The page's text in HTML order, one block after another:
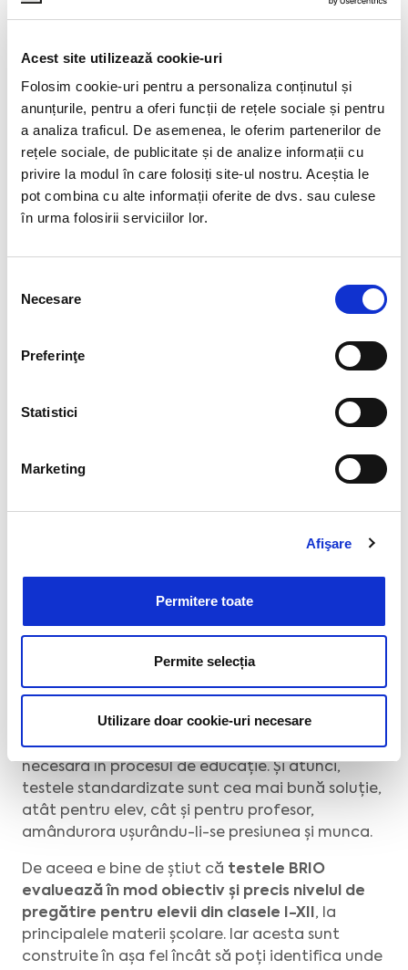
Acest site utilizează cookie-uri
Folosim cookie-uri pentru a personaliza conținutul și
anunțurile, pentru a oferi funcții de rețele sociale și pentru
a analiza traficul. De asemenea, le oferim partenerilor de
rețele sociale, de publicitate și de analize informații cu
privire la modul în care folosiți site-ul nostru. Aceștia le
pot combina cu alte informații oferite de dvs. sau culese
în urma folosirii serviciilor lor.
consimțământului
Necesare
Preferinţe
Statistici
Marketing
Afişare
Permitere toate
Permite selecția
Utilizare doar cookie-uri necesare
rămâne același, iar subiectele se generează
exemplu, cele de Matematică sunt aprobate de
Gazeta Matematică. La final, profesorul nu mai
trebuie să corecteze tezele, grila de evaluare
fiind setată automat. Provocator, nu?
Ei bine, dacă folosiți deja platforma EDUS, atunci
poate cunoașteți și avantajele testelor
standardizate. Dacă nu ați apucat încă să le
dintre acestea:
cel mai
testele standardizate cresc performanța
se pot crea examene proprii de simulare și
testele BRIO consolidează și relația
Știm foarte bine că
evaluare duce la performanțe mai scăzute
însă, vrem nu vrem, evaluarea este o experiență
necesară în procesul de educație. Și atunci,
testele standardizate sunt cea mai bună soluție,
atât pentru elev, cât și pentru profesor,
amândurora ușurându-li-se presiunea și munca.
De aceea e bine de știut că testele BRIO
evaluează în mod obiectiv și precis nivelul de
pregătire pentru elevii din clasele I-XII , la
principalele materii școlare. Iar acesta sunt
construite în așa fel încât să poți identifica unde